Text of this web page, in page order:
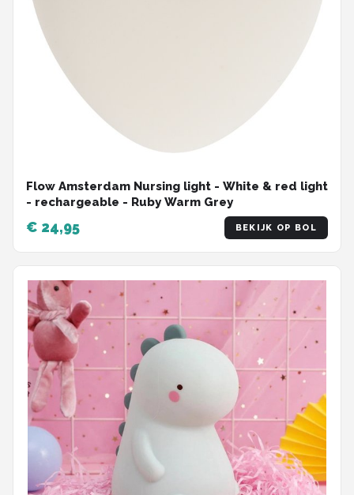
Flow Amsterdam Nursing light - White & red light
- rechargeable - Ruby Warm Grey
€ 24,95 BEKIJK OP BOL